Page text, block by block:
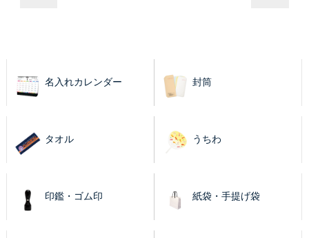
名入れカレンダー 封筒
タオル うちわ
印鑑・ゴム印 紙袋・手提げ袋